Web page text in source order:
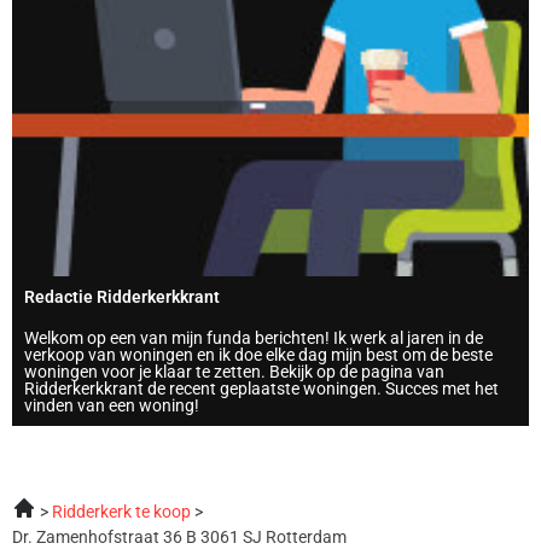
Redactie Ridderkerkkrant
Welkom op een van mijn funda berichten! Ik werk al jaren in de
verkoop van woningen en ik doe elke dag mijn best om de beste
woningen voor je klaar te zetten. Bekijk op de pagina van
Ridderkerkkrant de recent geplaatste woningen. Succes met het
vinden van een woning!
Ridderkerk te koop
Dr. Zamenhofstraat 36 B 3061 SJ Rotterdam